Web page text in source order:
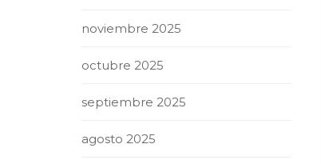
noviembre 2025
octubre 2025
septiembre 2025
agosto 2025